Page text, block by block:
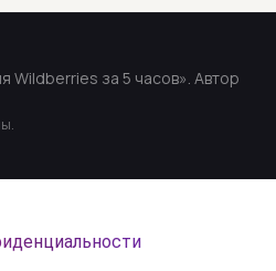
Wildberries за 5 часов». Автор